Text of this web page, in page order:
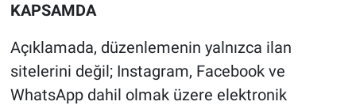
KAPSAMDA
Açıklamada, düzenlemenin yalnızca ilan
sitelerini değil; Instagram, Facebook ve
WhatsApp dahil olmak üzere elektronik